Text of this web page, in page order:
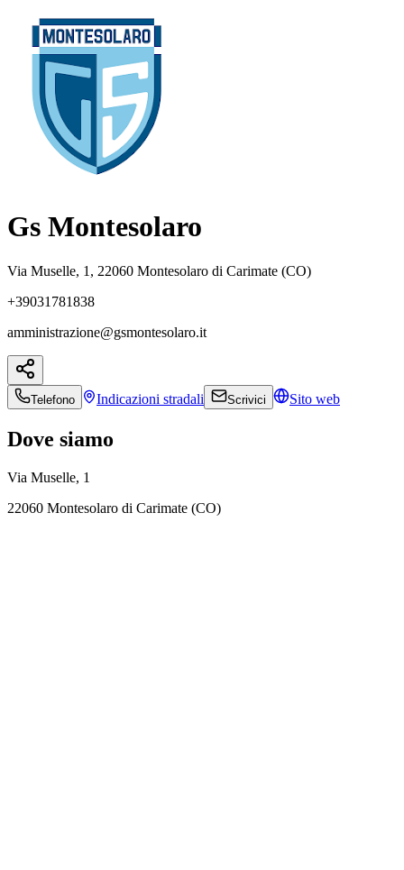
Gs Montesolaro
Via Muselle, 1, 22060 Montesolaro di Carimate (CO)
+39031781838
amministrazione@gsmontesolaro.it
Telefono Indicazioni stradali Scrivici Sito web
Dove siamo
Via Muselle, 1
22060 Montesolaro di Carimate (CO)